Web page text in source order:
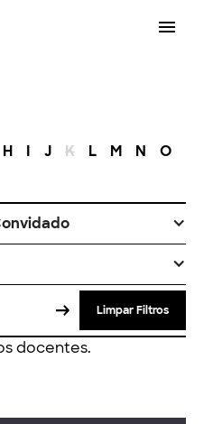
H I J K L M N O
Limpar Filtros
docentes.